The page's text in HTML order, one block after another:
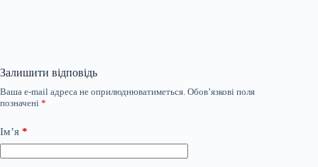
Залишити відповідь
Ваша e-mail адреса не оприлюднюватиметься. Обов’язкові поля
позначені *
Ім’я *